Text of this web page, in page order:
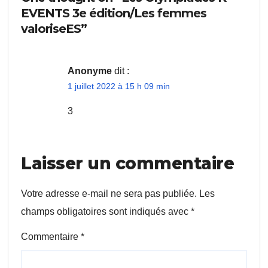
EVENTS 3e édition/Les femmes
valoriseES”
Anonyme dit :
1 juillet 2022 à 15 h 09 min
3
Laisser un commentaire
Votre adresse e-mail ne sera pas publiée. Les
champs obligatoires sont indiqués avec *
Commentaire *